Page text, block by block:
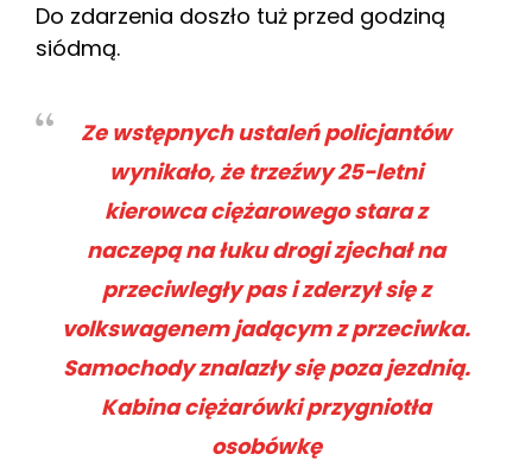
Do zdarzenia doszło tuż przed godziną
siódmą.
Ze wstępnych ustaleń policjantów
wynikało, że trzeźwy 25-letni
kierowca ciężarowego stara z
naczepą na łuku drogi zjechał na
przeciwległy pas i zderzył się z
volkswagenem jadącym z przeciwka.
Samochody znalazły się poza jezdnią.
Kabina ciężarówki przygniotła
osobówkę